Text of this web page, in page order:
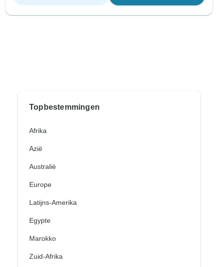
Topbestemmingen
Afrika
Azië
Australië
Europe
Latijns-Amerika
Egypte
Marokko
Zuid-Afrika